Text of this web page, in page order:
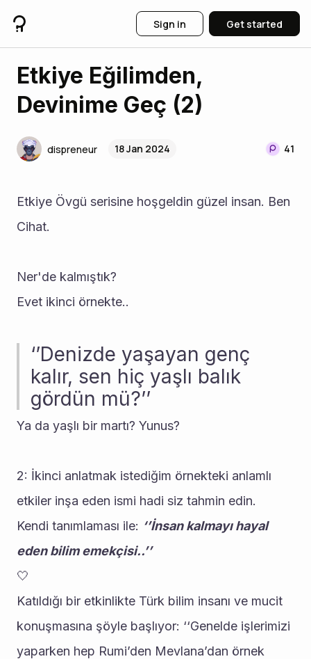
Sign in Get started
Etkiye Eğilimden,
Devinime Geç (2)
dispreneur 18 Jan 2024 41
Etkiye Övgü serisine hoşgeldin güzel insan. Ben
Cihat.
Ner'de kalmıştık?
Evet ikinci örnekte..
‘’Denizde yaşayan genç
kalır, sen hiç yaşlı balık
gördün mü?’’
Ya da yaşlı bir martı? Yunus?
2: İkinci anlatmak istediğim örnekteki anlamlı
etkiler inşa eden ismi hadi siz tahmin edin.
Kendi tanımlaması ile: ‘’İnsan kalmayı hayal
eden bilim emekçisi..’’
🤍
Katıldığı bir etkinlikte Türk bilim insanı ve mucit
konuşmasına şöyle başlıyor: ‘‘Genelde işlerimizi
yaparken hep Rumi’den Mevlana’dan örnek